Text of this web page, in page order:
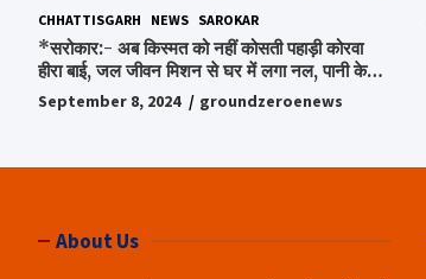
CHHATTISGARH NEWS SAROKAR
*सरोकार:- अब किस्मत को नहीं कोसती पहाड़ी कोरवा
हीरा बाई, जल जीवन मिशन से घर में लगा नल, पानी के
लिए रोज होने वाली टेंशन से मिली मुक्ति…*
September 8, 2024 groundzeroenews
About Us